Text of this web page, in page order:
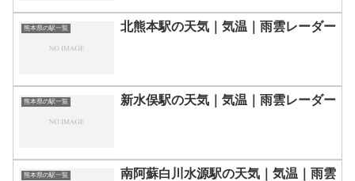
熊本県の駅一覧 北熊本駅の天気｜気温｜雨雲レーダー
熊本県の駅一覧 新水俣駅の天気｜気温｜雨雲レーダー
熊本県の駅一覧
南阿蘇白川水源駅の天気｜気温｜雨雲